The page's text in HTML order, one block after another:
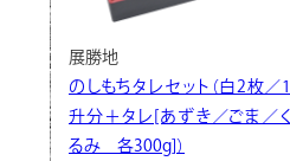
展勝地
のしもちタレセット（白2枚／1
升分＋タレ[あずき／ごま／く
るみ 各300g]）